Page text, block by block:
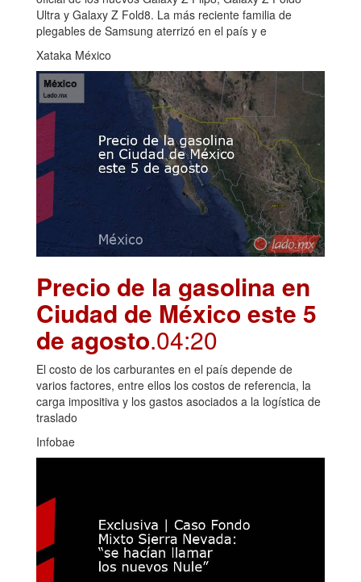
Ultra y Galaxy Z Fold8. La más reciente familia de
plegables de Samsung aterrizó en el país y e
Xataka México
Precio de la gasolina en
Ciudad de México este 5
de agosto.04:20
El costo de los carburantes en el país depende de
varios factores, entre ellos los costos de referencia, la
carga impositiva y los gastos asociados a la logística de
traslado
Infobae